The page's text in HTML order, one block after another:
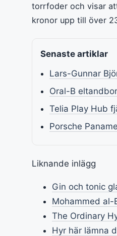
torrfoder och visar
kronor upp till över
Senaste artiklar
Lars-Gunnar
Oral-B
Telia Play Hub
Porsche
Liknande inlägg
Gin och tonic
Mohammed al-
The Ordinary
Hyr här lämna